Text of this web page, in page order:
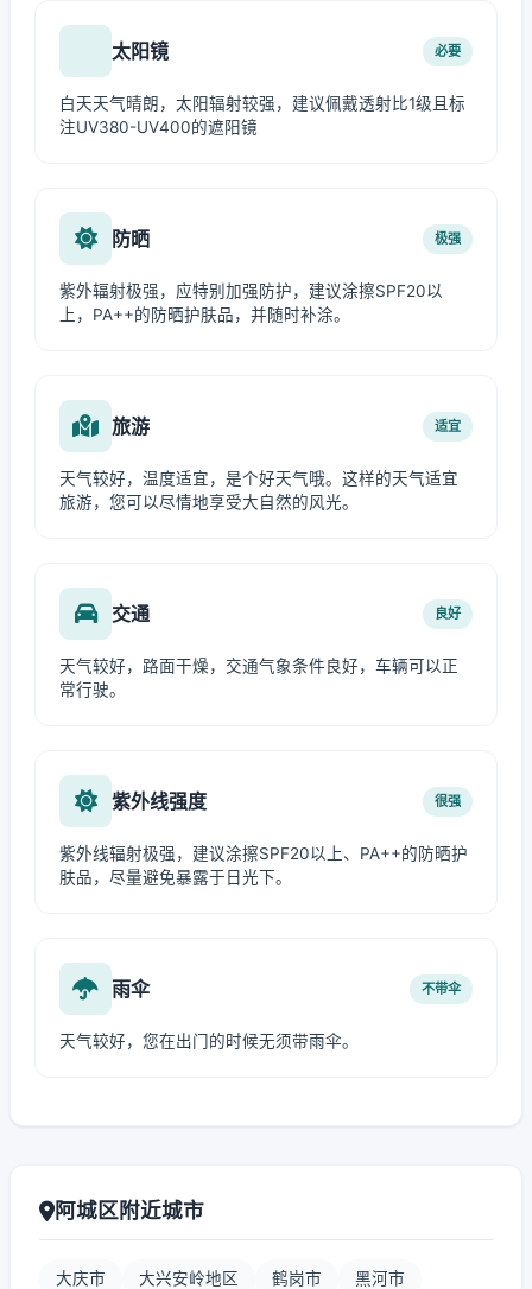
太阳镜 必要
白天天气晴朗，太阳辐射较强，建议佩戴透射比1级且标
注UV380-UV400的遮阳镜
防晒 极强
紫外辐射极强，应特别加强防护，建议涂擦SPF20以
上，PA++的防晒护肤品，并随时补涂。
旅游 适宜
天气较好，温度适宜，是个好天气哦。这样的天气适宜
旅游，您可以尽情地享受大自然的风光。
交通 良好
天气较好，路面干燥，交通气象条件良好，车辆可以正
常行驶。
紫外线强度 很强
紫外线辐射极强，建议涂擦SPF20以上、PA++的防晒护
肤品，尽量避免暴露于日光下。
雨伞 不带伞
天气较好，您在出门的时候无须带雨伞。
阿城区附近城市
大庆市 大兴安岭地区 鹤岗市 黑河市